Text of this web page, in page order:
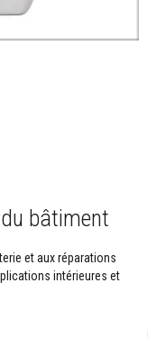
bâtiment
et aux réparations
intérieures et